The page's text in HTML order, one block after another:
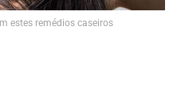
estes remédios caseiros